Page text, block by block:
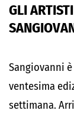
GLI
Sangiovanni
ventesima
settimana.